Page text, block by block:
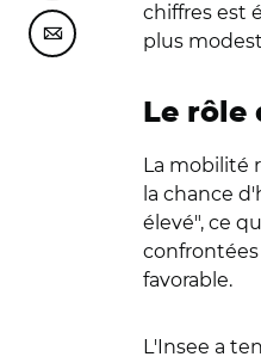
Partager cette page
chiffres est
plus
Le
La mobilité
la chance
élevé", ce
confrontées
favorable.
L'Insee a